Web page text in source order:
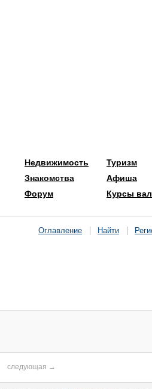
Недвижимость
Знакомства
Форум
Туризм
Афиша
Курсы
Оглавление Найти
следующая →